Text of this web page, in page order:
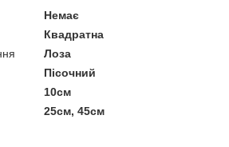
Немає
Квадратна
Лоза
Пісочний
10см
25см, 45см